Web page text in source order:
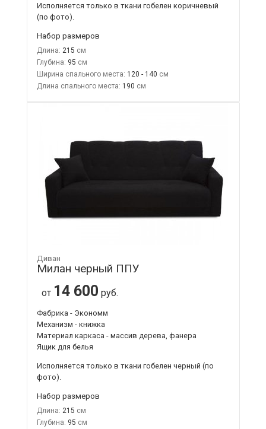
Исполняется только в ткани гобелен коричневый
(по фото).
Набор размеров
Длина: 215
Глубина: 95
Ширина спального места: 120 - 140
Длина спального места: 190
Диван
Милан черный ППУ
от 14 600 руб.
Фабрика - Экономм
Механизм - книжка
Материал каркаса - массив дерева, фанера
Ящик для белья
Исполняется только в ткани гобелен черный (по
фото).
Набор размеров
Длина: 215
Глубина: 95